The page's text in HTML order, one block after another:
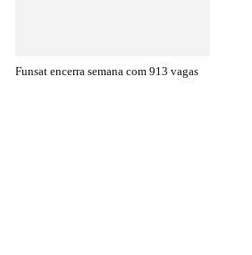
Funsat encerra semana com 913 vagas